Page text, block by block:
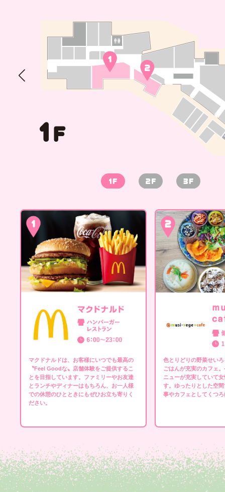
マクドナルドは、お客様にいつでも最高の
〝Feel Goodな〟店舗体験をご提供するこ
とを目指しています。ファミリーやお友達
とランチやディナーはもちろん、お一人様
での休憩のひとときにもぜひお立ち寄りく
ださい。
色とりどりの野菜せい
ごはんが充実のカフェ
ニューが充実していて
す。ゆったりとした空
事やカフェとしてくつ